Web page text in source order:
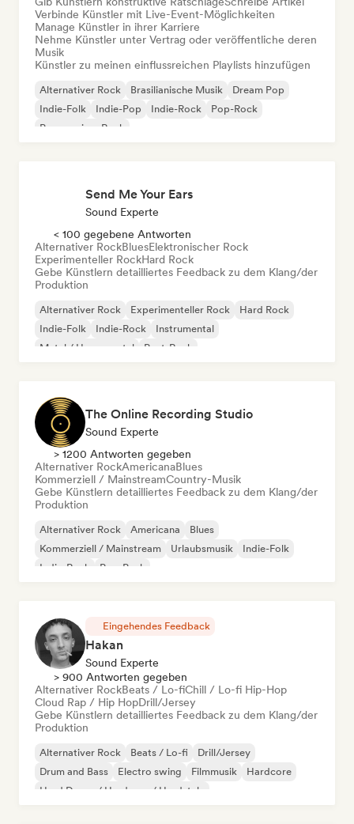
Verbinde Künstler mit Live-Event-Möglichkeiten
Manage Künstler in ihrer Karriere
Nehme Künstler unter Vertrag oder veröffentliche deren
Musik
Künstler zu meinen einflussreichen Playlists hinzufügen
Alternativer Rock Brasilianische Musik
Dream Pop
Indie-Folk
Indie-Pop Indie-Rock
Pop-Rock
Progressiver Rock
Send Me Your Ears
Sound Experte
< 100 gegebene Antworten
Alternativer RockBluesElektronischer Rock
Experimenteller RockHard Rock
Gebe Künstlern detailliertes Feedback zu dem Klang/der
Produktion
Alternativer Rock Experimenteller Rock
Hard Rock
Indie-Folk
Indie-Rock
Instrumental
Metal / Heavy metal
Post-Rock
The Online Recording Studio
Sound Experte
> 1200 Antworten gegeben
Alternativer RockAmericanaBlues
Kommerziell / MainstreamCountry-Musik
Gebe Künstlern detailliertes Feedback zu dem Klang/der
Produktion
Alternativer Rock Americana
Blues
Kommerziell / Mainstream
Urlaubsmusik
Indie-Folk
Indie-Rock
Pop-Punk
Eingehendes Feedback
Hakan
Sound Experte
> 900 Antworten gegeben
Alternativer RockBeats / Lo-fiChill / Lo-fi Hip-Hop
Cloud Rap / Hip HopDrill/Jersey
Gebe Künstlern detailliertes Feedback zu dem Klang/der
Produktion
Alternativer Rock Beats / Lo-fi
Drill/Jersey
Drum and Bass
Electro swing Filmmusik
Hardcore
Hard Dance / Hardcore / Hardstyle